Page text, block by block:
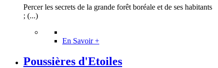
Percer les secrets de la grande forêt boréale et de ses habitants
; (...)
En Savoir +
Poussières d'Etoiles